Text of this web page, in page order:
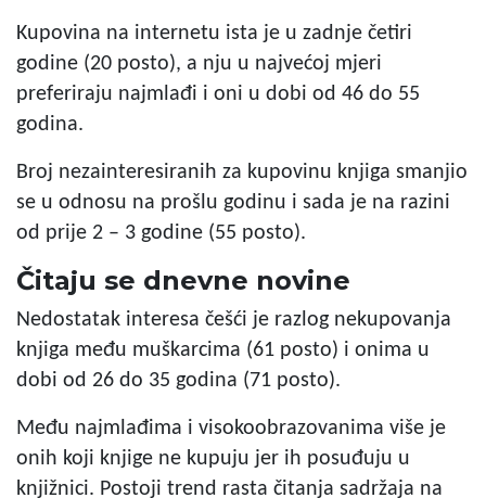
Kupovina na internetu ista je u zadnje četiri
godine (20 posto), a nju u najvećoj mjeri
preferiraju najmlađi i oni u dobi od 46 do 55
godina.
Broj nezainteresiranih za kupovinu knjiga smanjio
se u odnosu na prošlu godinu i sada je na razini
od prije 2 – 3 godine (55 posto).
Čitaju se dnevne novine
Nedostatak interesa češći je razlog nekupovanja
knjiga među muškarcima (61 posto) i onima u
dobi od 26 do 35 godina (71 posto).
Među najmlađima i visokoobrazovanima više je
onih koji knjige ne kupuju jer ih posuđuju u
knjižnici. Postoji trend rasta čitanja sadržaja na